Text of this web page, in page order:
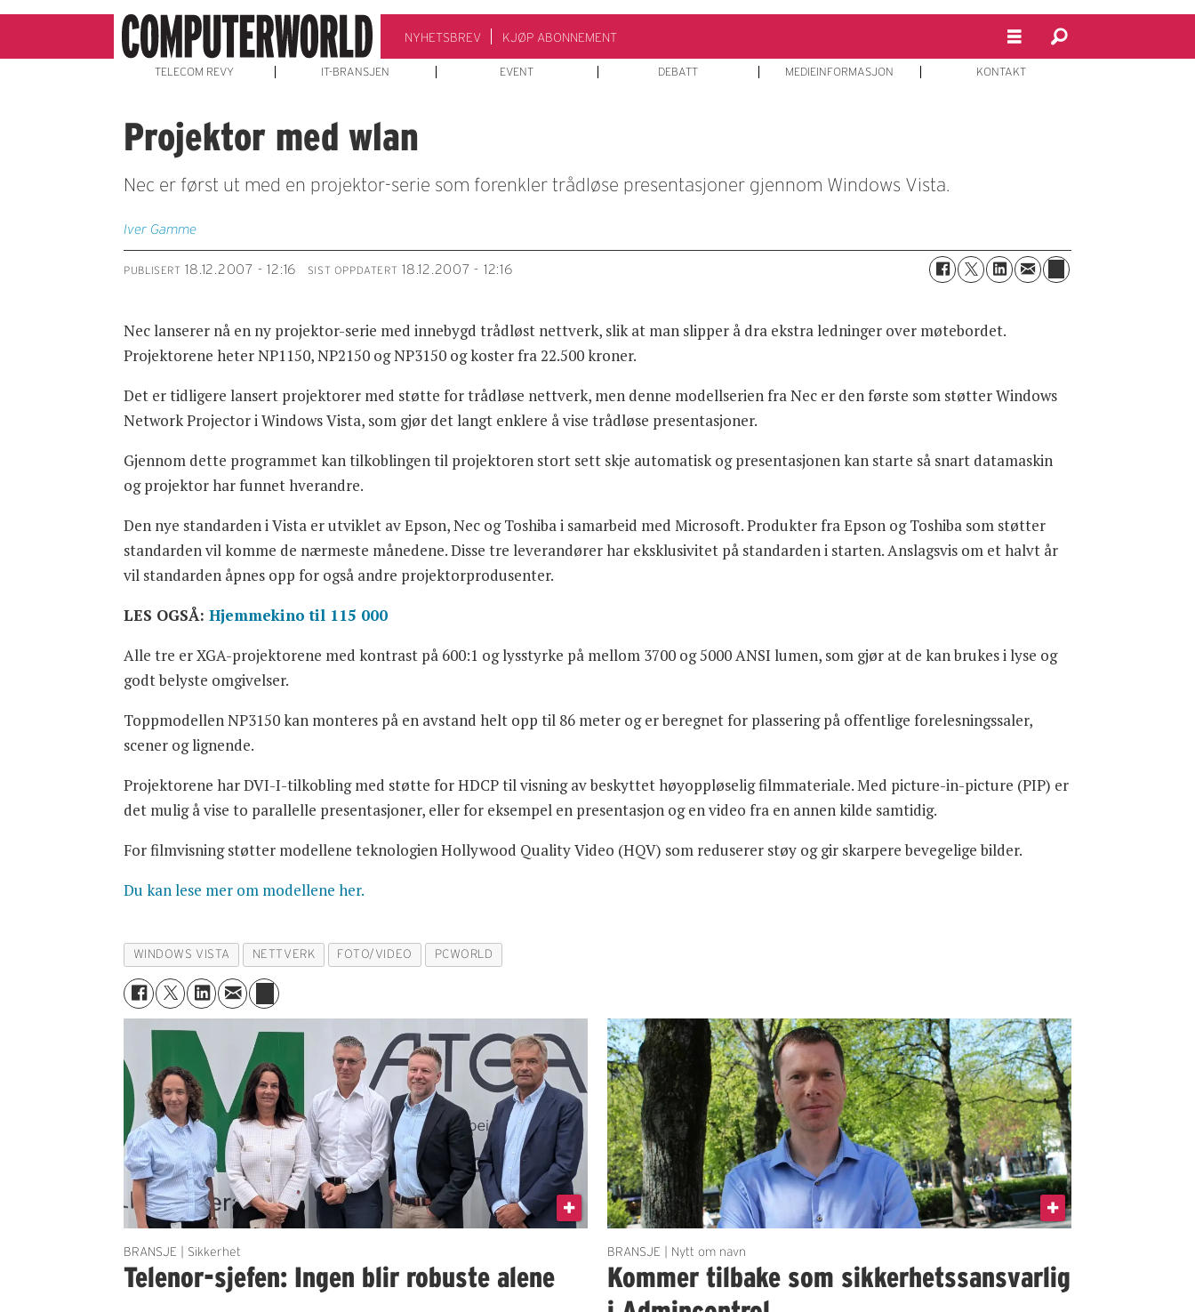
NYHETSBREV KJØP ABONNEMENT
TELECOM REVY IT-BRANSJEN EVENT DEBATT MEDIEINFORMASJON KONTAKT
Projektor med wlan
Nec er først ut med en projektor-serie som forenkler trådløse presentasjoner gjennom Windows Vista.
Iver Gamme
PUBLISERT 18.12.2007 - 12:16 SIST OPPDATERT 18.12.2007 - 12:16
Nec lanserer nå en ny projektor-serie med innebygd trådløst nettverk, slik at man slipper å dra ekstra ledninger over møtebordet.
Projektorene heter NP1150, NP2150 og NP3150 og koster fra 22.500 kroner.
Det er tidligere lansert projektorer med støtte for trådløse nettverk, men denne modellserien fra Nec er den første som støtter Windows
Network Projector i Windows Vista, som gjør det langt enklere å vise trådløse presentasjoner.
Gjennom dette programmet kan tilkoblingen til projektoren stort sett skje automatisk og presentasjonen kan starte så snart datamaskin
og projektor har funnet hverandre.
Den nye standarden i Vista er utviklet av Epson, Nec og Toshiba i samarbeid med Microsoft. Produkter fra Epson og Toshiba som støtter
standarden vil komme de nærmeste månedene. Disse tre leverandører har eksklusivitet på standarden i starten. Anslagsvis om et halvt år
vil standarden åpnes opp for også andre projektorprodusenter.
LES OGSÅ:Hjemmekino til 115 000
Alle tre er XGA-projektorene med kontrast på 600:1 og lysstyrke på mellom 3700 og 5000 ANSI lumen, som gjør at de kan brukes i lyse og
godt belyste omgivelser.
Toppmodellen NP3150 kan monteres på en avstand helt opp til 86 meter og er beregnet for plassering på offentlige forelesningssaler,
scener og lignende.
Projektorene har DVI-I-tilkobling med støtte for HDCP til visning av beskyttet høyoppløselig filmmateriale. Med picture-in-picture (PIP) er
det mulig å vise to parallelle presentasjoner, eller for eksempel en presentasjon og en video fra en annen kilde samtidig.
For filmvisning støtter modellene teknologien Hollywood Quality Video (HQV) som reduserer støy og gir skarpere bevegelige bilder.
Du kan lese mer om modellene her.
WINDOWS VISTA NETTVERK FOTO/VIDEO PCWORLD
BRANSJE | Sikkerhet
Telenor-sjefen: Ingen blir robuste alene
BRANSJE | Nytt om navn
Kommer tilbake som sikkerhetssansvarlig